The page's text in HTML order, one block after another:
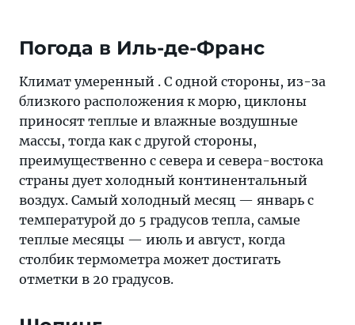
Погода в Иль-де-Франс
Климат умеренный . С одной стороны, из-за
близкого расположения к морю, циклоны
приносят теплые и влажные воздушные
массы, тогда как с другой стороны,
преимущественно с севера и севера-востока
страны дует холодный континентальный
воздух. Самый холодный месяц — январь с
температурой до 5 градусов тепла, самые
теплые месяцы — июль и август, когда
столбик термометра может достигать
отметки в 20 градусов.